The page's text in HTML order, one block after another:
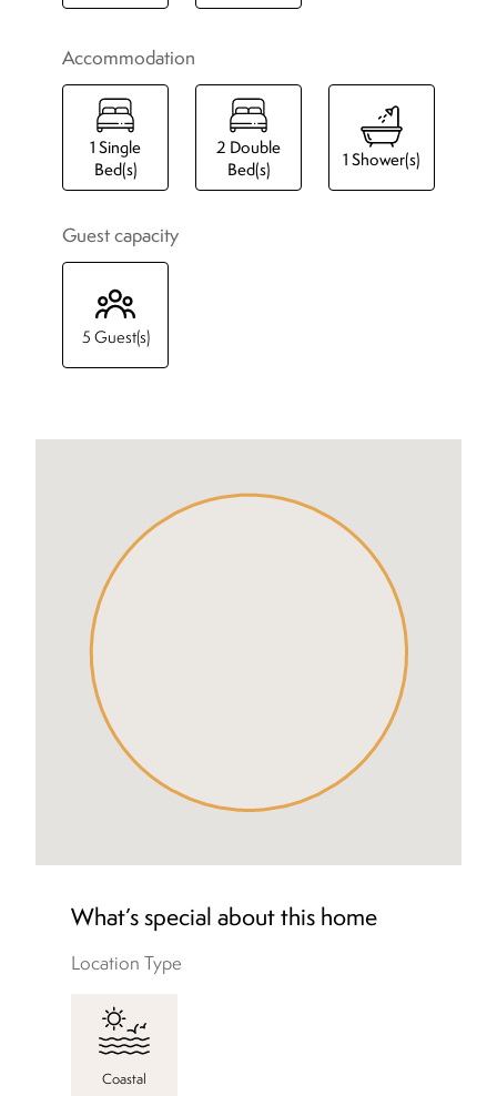
Accommodation
1 Single
Bed(s)
2 Double
Bed(s)
1 Shower(s)
Guest capacity
5 Guest(s)
What’s special about this home
Location Type
Coastal